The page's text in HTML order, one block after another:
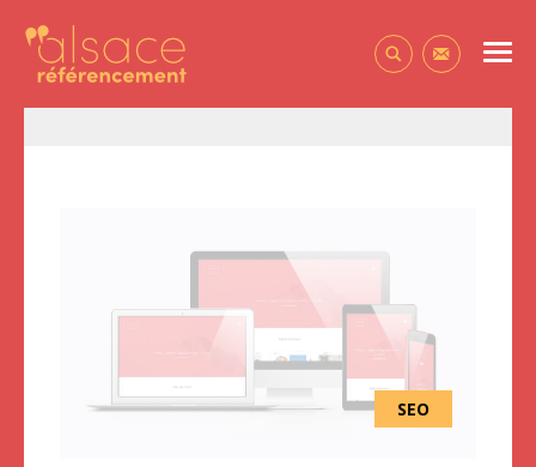
Alsace Référencement Le blog de Première Place
Contactez-
SEO